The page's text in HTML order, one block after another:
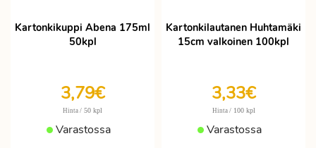
Kartonkikuppi Abena 175ml
50kpl
3,79€
Hinta / 50 kpl
Varastossa
Kartonkilautanen Huhtamäki
15cm valkoinen 100kpl
3,33€
Hinta / 100 kpl
Varastossa